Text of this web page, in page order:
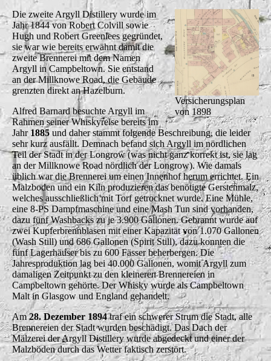
Versicherungsplan
von 1898
Die zweite Argyll Distillery wurde im
Jahr 1844 von Robert Colvill sowie
Hugh und Robert Greenlees gegründet,
sie war wie bereits erwähnt damit die
zweite Brennerei mit dem Namen
Argyll in Campbeltown. Sie entstand
an der Millknowe Road, die Gebäude
grenzten direkt an Hazelburn.
Alfred Barnard besuchte Argyll im
Rahmen seiner Whiskyreise bereits im
Jahr 1885 und daher stammt folgende Beschreibung, die leider
sehr kurz ausfällt. Demnach befand sich Argyll im nördlichen
Teil der Stadt in der Longrow (was nicht ganz korrekt ist, sie lag
an der Millknowe Road nördlich der Longrow). Wie damals
üblich war die Brennerei um einen Innenhof herum errichtet. Ein
Malzboden und ein Kiln produzieren das benötigte Gerstenmalz,
welches ausschließlich mit Torf getrocknet wurde. Eine Mühle,
eine 8-PS Dampfmaschine und eine Mash Tun sind vorhanden,
dazu fünf Washbacks zu je 3.900 Gallonen. Gebrannt wurde auf
zwei Kupferbrennblasen mit einer Kapazität von 1.070 Gallonen
(Wash Still) und 686 Gallonen (Spirit Still), dazu konnten die
fünf Lagerhäuser bis zu 600 Fässer beherbergen. Die
Jahresproduktion lag bei 40.000 Gallonen, womit Argyll zum
damaligen Zeitpunkt zu den kleineren Brennereien in
Campbeltown gehörte. Der Whisky wurde als Campbeltown
Malt in Glasgow und England gehandelt.
Am28. Dezember 1894traf ein schwerer Strum die Stadt, alle
Brennereien der Stadt wurden beschädigt. Das Dach der
Mälzerei der Argyll Distillery wurde abgedeckt und einer der
Malzböden durch das Wetter faktisch zerstört.